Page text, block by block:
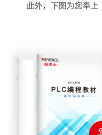
此外，下图为您奉上